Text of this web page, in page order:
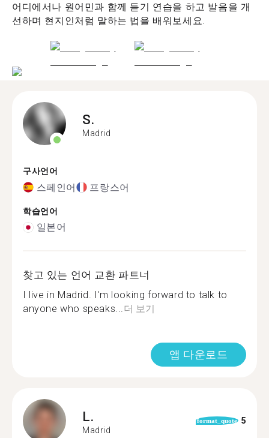
어디에서나 원어민과 함께 듣기 연습을 하고 발음을 개
선하며 현지인처럼 말하는 법을 배워보세요.
S.
Madrid
구사언어
스페인어 프랑스어
학습언어
일본어
찾고 있는 언어 교환 파트너
I live in Madrid. I'm looking forward to talk to
anyone who speaks...더 보기
앱 다운로드
L.
Madrid
format_quote 5